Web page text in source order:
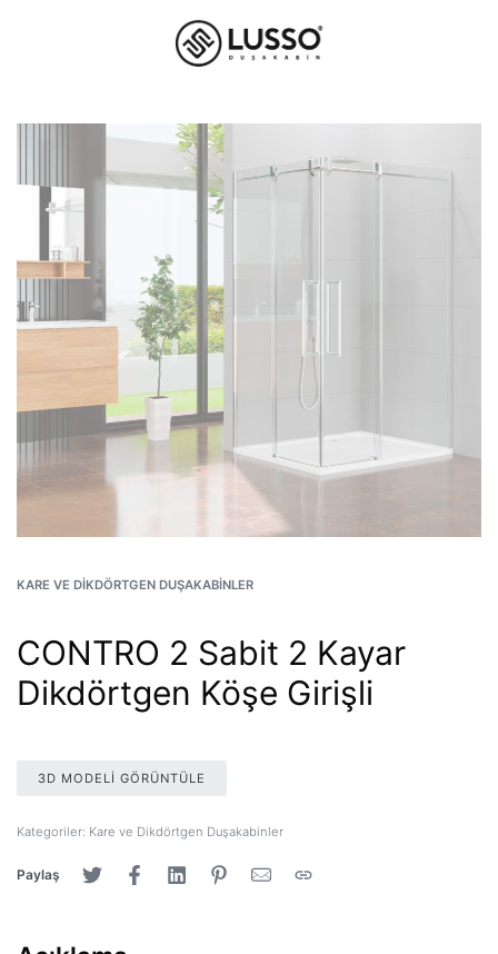
KARE VE DIKDÖRTGEN DUŞAKABINLER
CONTRO 2 Sabit 2 Kayar
Dikdörtgen Köşe Girişli
3D MODELI GÖRÜNTÜLE
Kategoriler: Kare ve Dikdörtgen Duşakabinler
Paylaş